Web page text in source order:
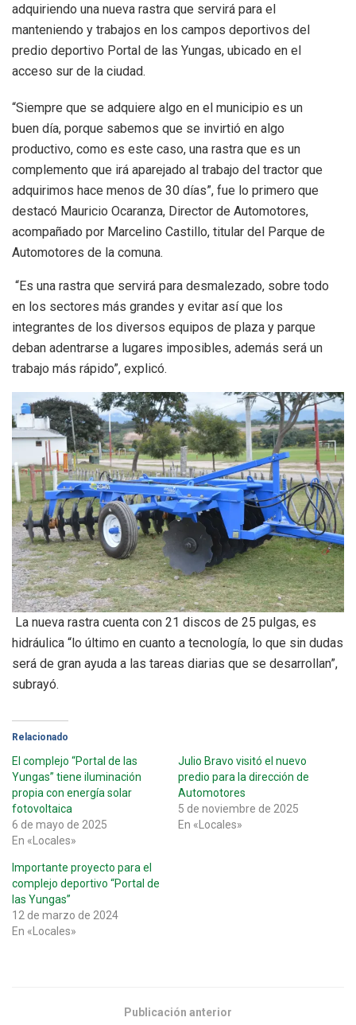
adquiriendo una nueva rastra que servirá para el
manteniendo y trabajos en los campos deportivos del
predio deportivo Portal de las Yungas, ubicado en el
acceso sur de la ciudad.
“Siempre que se adquiere algo en el municipio es un
buen día, porque sabemos que se invirtió en algo
productivo, como es este caso, una rastra que es un
complemento que irá aparejado al trabajo del tractor que
adquirimos hace menos de 30 días”, fue lo primero que
destacó Mauricio Ocaranza, Director de Automotores,
acompañado por Marcelino Castillo, titular del Parque de
Automotores de la comuna.
“Es una rastra que servirá para desmalezado, sobre todo
en los sectores más grandes y evitar así que los
integrantes de los diversos equipos de plaza y parque
deban adentrarse a lugares imposibles, además será un
trabajo más rápido”, explicó.
La nueva rastra cuenta con 21 discos de 25 pulgas, es
hidráulica “lo último en cuanto a tecnología, lo que sin dudas
será de gran ayuda a las tareas diarias que se desarrollan”,
subrayó.
Relacionado
El complejo “Portal de las
Yungas” tiene iluminación
propia con energía solar
fotovoltaica
6 de mayo de 2025
En «Locales»
Julio Bravo visitó el nuevo
predio para la dirección de
Automotores
5 de noviembre de 2025
En «Locales»
Importante proyecto para el
complejo deportivo “Portal de
las Yungas”
12 de marzo de 2024
En «Locales»
Publicación anterior